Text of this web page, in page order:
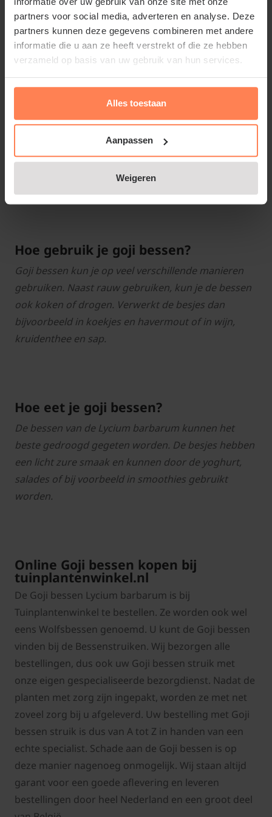
partners voor social media, adverteren en analyse. Deze
partners kunnen deze gegevens combineren met andere
informatie die u aan ze heeft verstrekt of die ze hebben
verzameld op basis van uw gebruik van hun services.
Alles toestaan
Aanpassen
Weigeren
werking van de medicijnen verminderen.
Kun je de goji bes rauw eten?
door een bakje ontbijtgranen met yoghurt zijn Goji
bessen een goede en lekkere toevoeging. Ze
behoren tot de groep van het superfruit en zitten
Hoe gebruik je goji bessen?
Goji bessen kun je op veel verschillende manieren
gebruiken. Naast rauw gebruiken, kun je de bessen
ook koken of drogen. Verwerkt de besjes dan
bijvoorbeeld in koekjes en havermout of in wijn,
kruidenthee en sap.
Hoe eet je goji bessen?
De bessen van de Lycium barbarum kunnen het
beste gedroogd gegeten worden. De besjes hebben
een licht zure smaak en kunnen door de yoghurt,
salades of bij voorbeeld in smoothies gebruikt
worden.
Online Goji bessen kopen bij
tuinplantenwinkel.nl
De Goji bessen Lycium barbarum is bij
Tuinplantenwinkel te bestellen. Ze worden ook wel
eens Wolfsbessen genoemd. U kunt de Goji bessen
vinden bij de Bessenstruiken. Wij bezorgen alle
bestellingen, dus ook uw Goji bessen struik met
onze eigen gespecialiseerde bezorgdienst. Nadat de
planten met zorg zijn ingepakt, worden ze met net
zoveel zorg bij u afgeleverd. Uw bestelling met Goji
bessen struik is dus van A tot Z in handen van een
echte specialist. Schade aan de Goji bessen is op
deze manier nagenoeg onmogelijk. Wij staan altijd
garant voor een goede aflevering en leveren
bestellingen door heel Nederland en een groot deel